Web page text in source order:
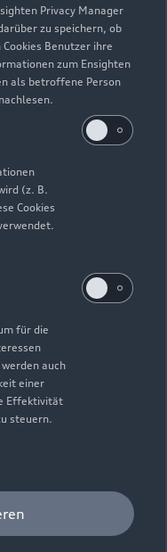
Privacy Manager
zu speichern, ob
Benutzer ihre
zum Ensighten
als betroffene Person
nachlesen.
(z. B.
Cookies
für die
auch
einer
Effektivität
steuern.
Zurück nach oben